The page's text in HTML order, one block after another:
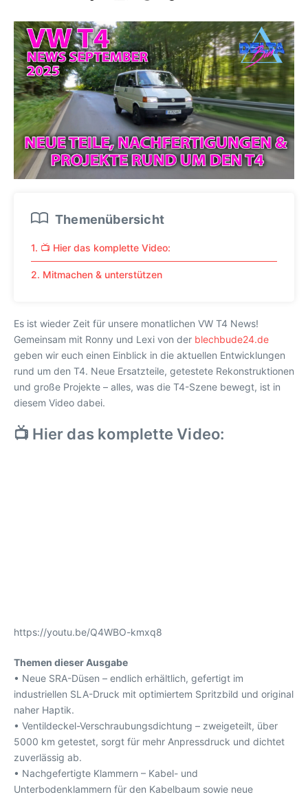
Themenübersicht
1. 📺 Hier das komplette Video:
2. Mitmachen & unterstützen
Es ist wieder Zeit für unsere monatlichen VW T4 News!
Gemeinsam mit Ronny und Lexi von der blechbude24.de
geben wir euch einen Einblick in die aktuellen Entwicklungen
rund um den T4. Neue Ersatzteile, getestete Rekonstruktionen
und große Projekte – alles, was die T4-Szene bewegt, ist in
diesem Video dabei.
📺 Hier das komplette Video:
https://youtu.be/Q4WBO-kmxq8
Themen dieser Ausgabe
• Neue SRA-Düsen – endlich erhältlich, gefertigt im
industriellen SLA-Druck mit optimiertem Spritzbild und original
naher Haptik.
• Ventildeckel-Verschraubungsdichtung – zweigeteilt, über
5000 km getestet, sorgt für mehr Anpressdruck und dichtet
zuverlässig ab.
• Nachgefertigte Klammern – Kabel- und
Unterbodenklammern für den Kabelbaum sowie neue